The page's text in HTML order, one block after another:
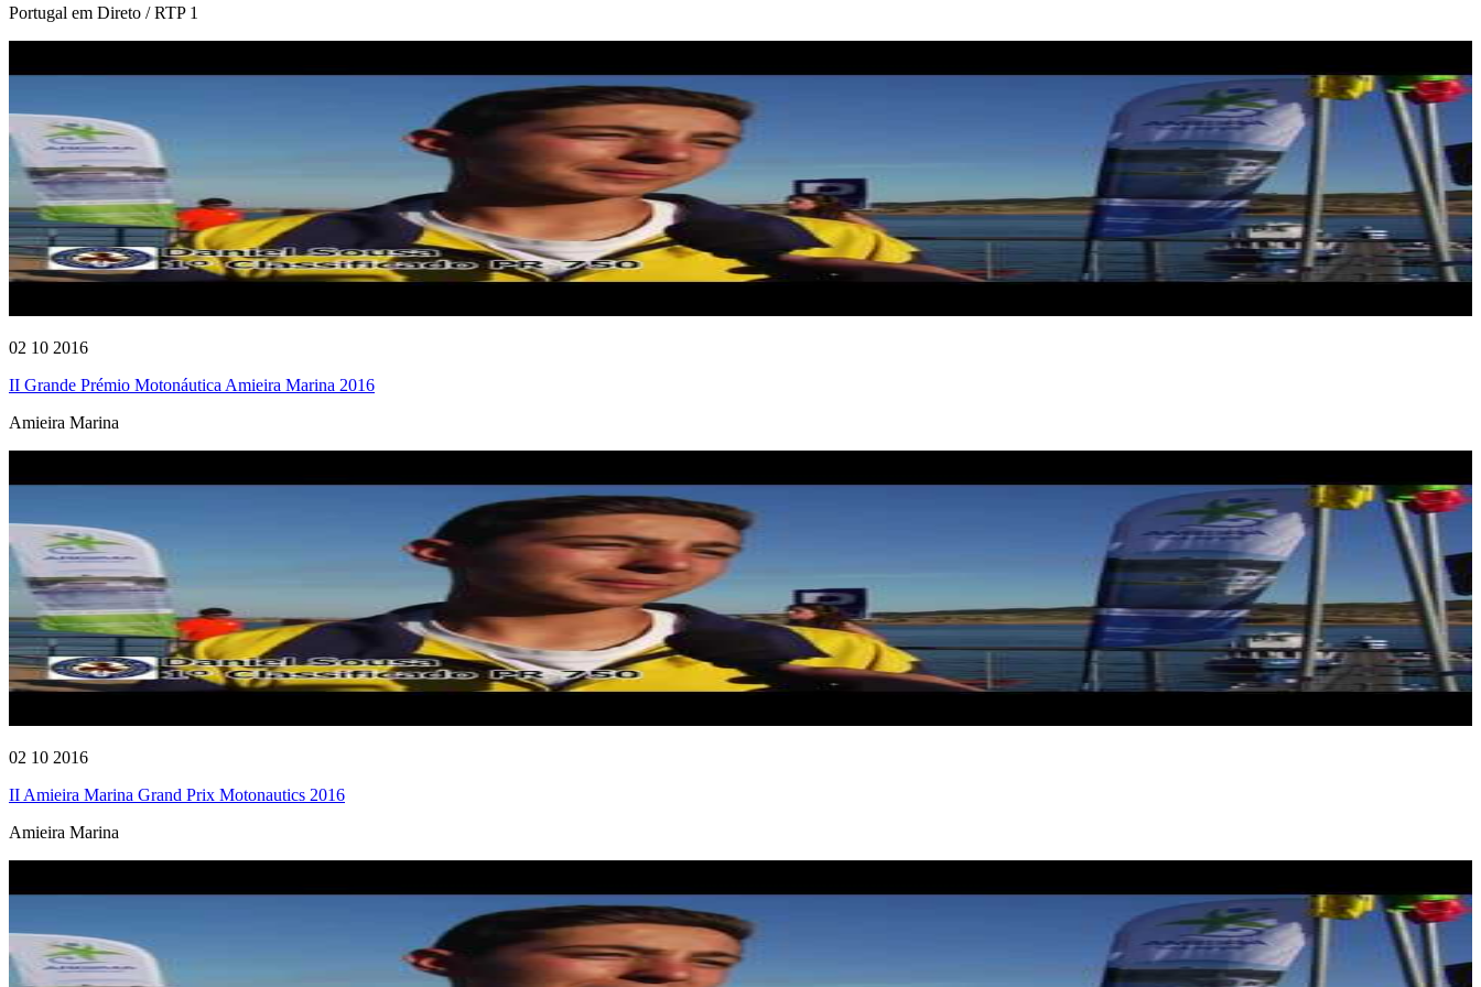
Portugal em Direto / RTP 1
02 10 2016
II Grande Prémio Motonáutica Amieira Marina 2016
Amieira Marina
02 10 2016
II Amieira Marina Grand Prix Motonautics 2016
Amieira Marina